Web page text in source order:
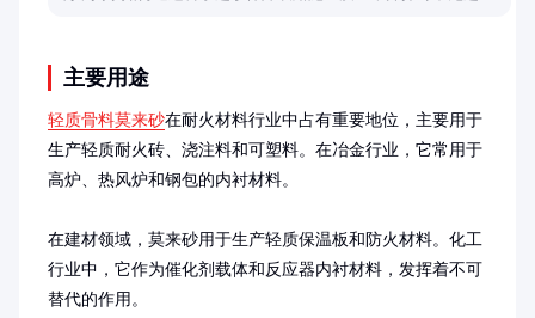
主要用途
轻质骨料莫来砂在耐火材料行业中占有重要地位，主要用于
生产轻质耐火砖、浇注料和可塑料。在冶金行业，它常用于
高炉、热风炉和钢包的内衬材料。
在建材领域，莫来砂用于生产轻质保温板和防火材料。化工
行业中，它作为催化剂载体和反应器内衬材料，发挥着不可
替代的作用。